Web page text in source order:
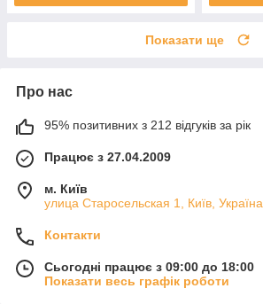
Показати ще
Про нас
95% позитивних з 212 відгуків за рік
Працює з 27.04.2009
м. Київ
улица Старосельская 1, Київ, Україна
Контакти
Сьогодні працює з 09:00 до 18:00
Показати весь графік роботи